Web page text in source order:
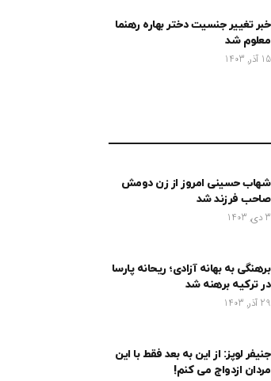
خبر تغییر جنسیت دختر بهاره رهنما
معلوم شد
15 آذر, 1403
شهاب حسینی امروز از زن دومش
صاحب فرزند شد
3 دی, 1403
برهنگی به بهانه آزادی؛ ریحانه پارسا
در ترکیه برهنه شد
29 آذر, 1403
جنیفر لوپز: از این به بعد فقط با این
مردان ازدواج می کنم!